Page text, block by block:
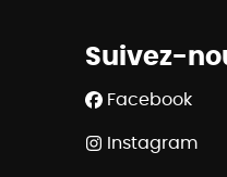
Suivez-
Facebook
Instagram